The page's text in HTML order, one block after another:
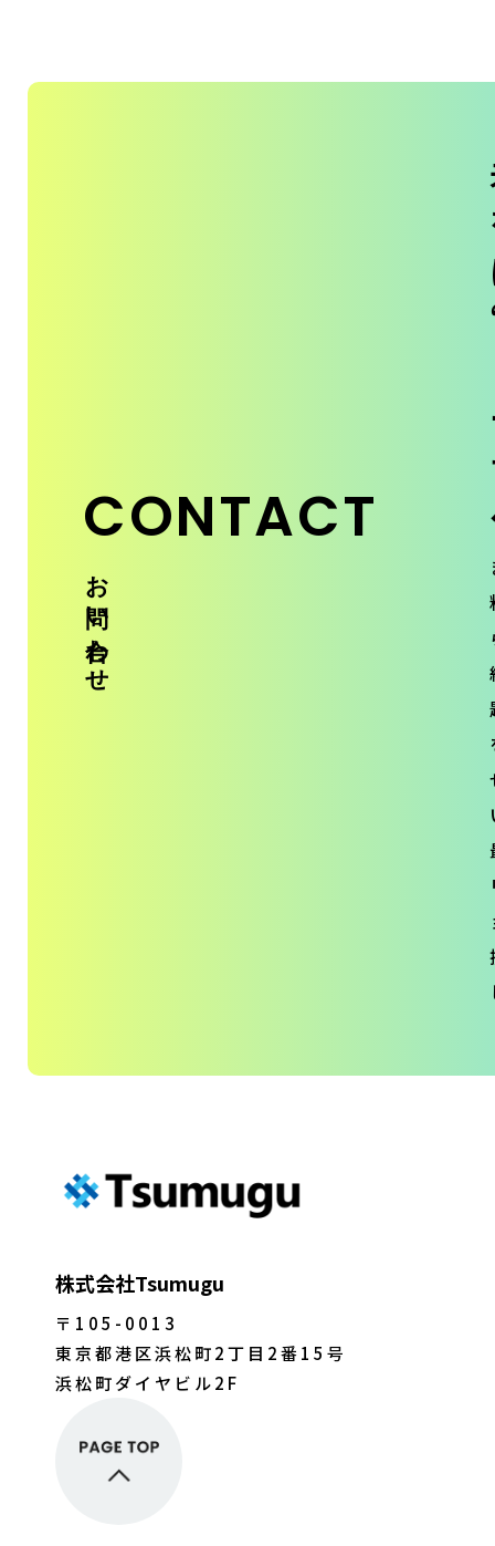
CONTACT
お問い合わせ
株式会社Tsumugu
〒105-0013
東京都港区浜松町2丁目2番15号
浜松町ダイヤビル2F